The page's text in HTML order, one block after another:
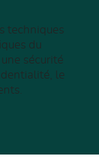
techniques
du
sécurité
le